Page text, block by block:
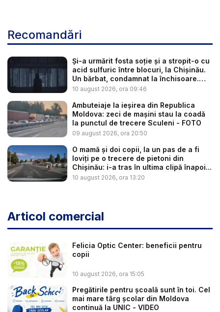
Recomandări
Și-a urmărit fosta soție și a stropit-o cu
acid sulfuric între blocuri, la Chișinău.
Un bărbat, condamnat la închisoare.
Ce...
10 august 2026, ora 09:46
Ambuteiaje la ieșirea din Republica
Moldova: zeci de mașini stau la coadă
la punctul de trecere Sculeni - FOTO
09 august 2026, ora 20:50
O mamă și doi copii, la un pas de a fi
loviți pe o trecere de pietoni din
Chișinău: i-a tras în ultima clipă înapoi...
10 august 2026, ora 13:20
Articol comercial
Felicia Optic Center: beneficii pentru
copii
10 august 2026, ora 15:05
Pregătirile pentru școală sunt în toi. Cel
mai mare târg școlar din Moldova
continuă la UNIC - VIDEO